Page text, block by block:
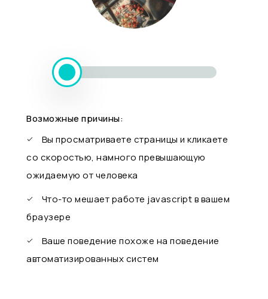
Возможные причины:
Вы просматриваете страницы и кликаете
со скоростью, намного превышающую
ожидаемую от человека
Что-то мешает работе javascript в вашем
браузере
Ваше поведение похоже на поведение
автоматизированных систем